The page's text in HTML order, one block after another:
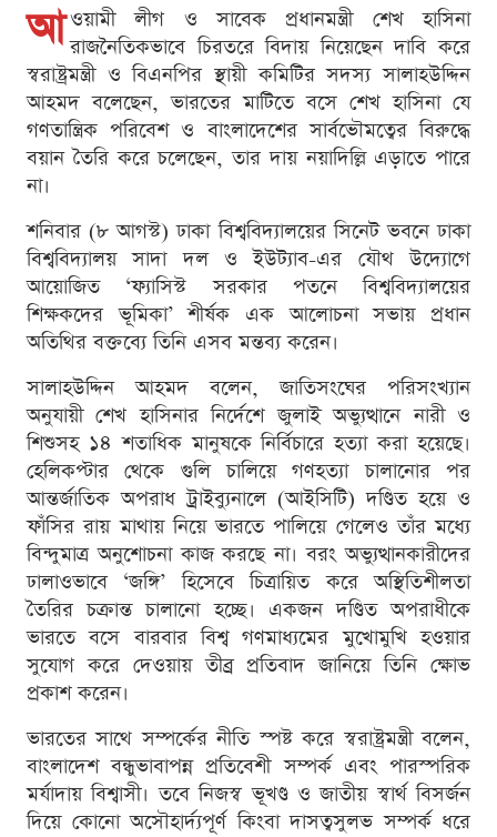
আ ওয়ামী লীগ ও সাবেক প্রধানমন্ত্রী শেখ হাসিনা
রাজনৈতিকভাবে চিরতরে বিদায় নিয়েছেন দাবি করে
স্বরাষ্ট্রমন্ত্রী ও বিএনপির স্থায়ী কমিটির সদস্য সালাহউদ্দিন
আহমদ বলেছেন, ভারতের মাটিতে বসে শেখ হাসিনা যে
গণতান্ত্রিক পরিবেশ ও বাংলাদেশের সার্বভৌমত্বের বিরুদ্ধে
বয়ান তৈরি করে চলেছেন, তার দায় নয়াদিল্লি এড়াতে পারে
না।
শনিবার (৮ আগস্ট) ঢাকা বিশ্ববিদ্যালয়ের সিনেট ভবনে ঢাকা
বিশ্ববিদ্যালয় সাদা দল ও ইউট্যাব-এর যৌথ উদ্যোগে
আয়োজিত ‘ফ্যাসিস্ট সরকার পতনে বিশ্ববিদ্যালয়ের
শিক্ষকদের ভূমিকা’ শীর্ষক এক আলোচনা সভায় প্রধান
অতিথির বক্তব্যে তিনি এসব মন্তব্য করেন।
সালাহউদ্দিন আহমদ বলেন, জাতিসংঘের পরিসংখ্যান
অনুযায়ী শেখ হাসিনার নির্দেশে জুলাই অভ্যুত্থানে নারী ও
শিশুসহ ১৪ শতাধিক মানুষকে নির্বিচারে হত্যা করা হয়েছে।
হেলিকপ্টার থেকে গুলি চালিয়ে গণহত্যা চালানোর পর
আন্তর্জাতিক অপরাধ ট্রাইব্যুনালে (আইসিটি) দণ্ডিত হয়ে ও
ফাঁসির রায় মাথায় নিয়ে ভারতে পালিয়ে গেলেও তাঁর মধ্যে
বিন্দুমাত্র অনুশোচনা কাজ করছে না। বরং অভ্যুত্থানকারীদের
ঢালাওভাবে ‘জঙ্গি’ হিসেবে চিত্রায়িত করে অস্থিতিশীলতা
তৈরির চক্রান্ত চালানো হচ্ছে। একজন দণ্ডিত অপরাধীকে
ভারতে বসে বারবার বিশ্ব গণমাধ্যমের মুখোমুখি হওয়ার
সুযোগ করে দেওয়ায় তীব্র প্রতিবাদ জানিয়ে তিনি ক্ষোভ
প্রকাশ করেন।
ভারতের সাথে সম্পর্কের নীতি স্পষ্ট করে স্বরাষ্ট্রমন্ত্রী বলেন,
বাংলাদেশ বন্ধুভাবাপন্ন প্রতিবেশী সম্পর্ক এবং পারস্পরিক
মর্যাদায় বিশ্বাসী। তবে নিজস্ব ভূখণ্ড ও জাতীয় স্বার্থ বিসর্জন
দিয়ে কোনো অসৌহার্দ্যপূর্ণ কিংবা দাসত্বসুলভ সম্পর্ক ধরে